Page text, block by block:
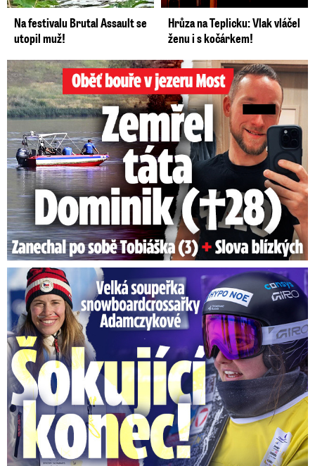
Na festivalu Brutal Assault se
utopil muž!
Hrůza na Teplicku: Vlak vláčel
ženu i s kočárkem!
Oběť bouře v jezeru Most: Zemřel táta Dominik (†28)
Velká soupeřka Adamczykové: Šokující konec!